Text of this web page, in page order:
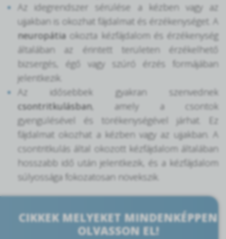
Az idegrendszer sérülése a kézben vagy az
ujjakban is okozhat fájdalmat és érzékenységet. A
neuropátia
okozta kézfájdalom és érzékenység
általában az érintett területen érzékelhető
bizsergés, égő vagy szúró érzés formájában
jelentkezik.
Az idősebbek gyakran szenvednek
csontritkulásban, amely a csontok
gyengülésével és törékenységével járhat. Ez
fájdalmat okozhat a kézben vagy az ujjakban. A
csontritkulás által okozott kézfájdalom általában
hosszabb idő után jelentkezik, és a kézfájdalom
súlyossága fokozatosan növekszik.
CIKKEK MELYEKET MINDENKÉPPEN
OLVASSON EL!